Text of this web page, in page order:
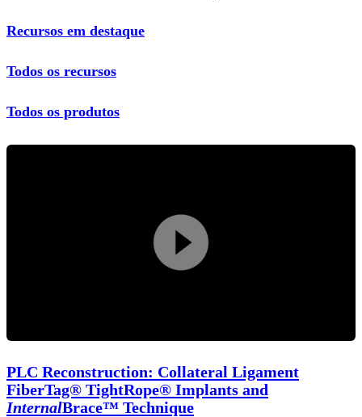
Recursos em destaque
Todos os recursos
Todos os produtos
vídeo
PLC Reconstruction: Collateral Ligament
FiberTag® TightRope® Implants and
InternalBrace™ Technique